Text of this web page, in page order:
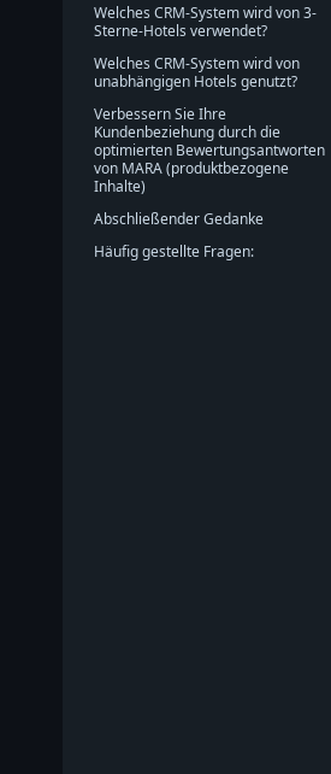
Welches CRM-System wird von 3-
Sterne-Hotels verwendet?
Welches CRM-System wird von
unabhängigen Hotels genutzt?
Verbessern Sie Ihre
Kundenbeziehung durch die
optimierten Bewertungsantworten
von MARA (produktbezogene
Inhalte)
Abschließender Gedanke
Häufig gestellte Fragen: